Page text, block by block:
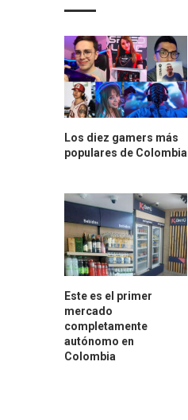
Los diez gamers más
populares de Colombia
Este es el primer
mercado
completamente
autónomo en
Colombia